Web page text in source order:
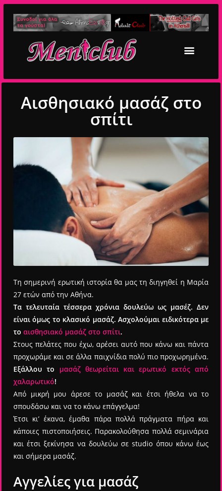
Αισθησιακό μασάζ στο
σπίτι
Τη σημερινή ερωτική ιστορία θα μας τη διηγηθεί η Μαρία
27 ετών από την Αθήνα.
Τα τελευταία τέσσερα χρόνια δουλεύω ως μασέζ. Δεν
είναι όμως το κλασικό μασάζ. Ασχολούμαι ειδικότερα με
το αισθησιακό μασάζ στο σπίτι.
Στους πελάτες που έχω, αρέσει αυτό που κάνω και πάντα
προχωράμε και σε άλλα παιχνίδια πολύ πιο προχωρημένα.
Εξάλλου το μασάζ θεωρείται και ερωτικό εκτός από
χαλαρωτικό!
Από μικρή μου άρεσε το μασάζ και έτσι ήθελα να το
σπουδάσω και να το κάνω επάγγελμα!
Έτσι κι’ έκανα, έμαθα πάρα πολλά πράγματα πήρα και
κάποιες πιστοποιήσεις. Παρακολούθησα πολλά σεμινάρια
και έτσι ξεκίνησα να δουλεύω σε studio όπου κάνω έως
και σήμερα μασάζ.
Αγγελίες για μασάζ